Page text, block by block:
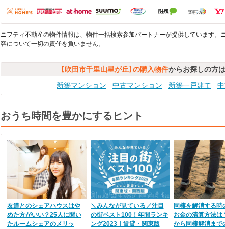
ニフティ不動産の物件情報は、物件一括検索参加パートナーが提供しています。
容について一切の責任を負いません。
【吹田市千里山星が丘】の購入物件からお探しの方
新築マンション
中古マンション 新築一戸建て
おうち時間を豊かにするヒント
友達とのシェアハウスはや
めた方がいい？25人に聞い
たルームシェアのメリッ
＼みんなが見ている／注目
の街ベスト100！年間ランキ
ング2023｜賃貸・関東版
同棲を解消する時
お金の清算方法は
から同棲解消まで